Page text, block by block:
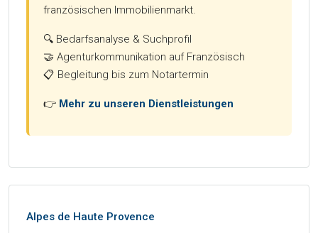
französischen Immobilienmarkt.
🔍 Bedarfsanalyse & Suchprofil
🤝 Agenturkommunikation auf Französisch
📋 Begleitung bis zum Notartermin
👉 Mehr zu unseren Dienstleistungen
Alpes de Haute Provence